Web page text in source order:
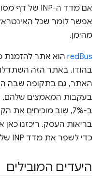
אם מדד ה-INP של דף מסוים הוא ב
אפשר לומר שכל
מהימן.
redBus הוא אתר להזמנת
האתר, גם בתקופה שבה הוא
בעקבות המאמצים שלהם,
ב-7%, שוב מוכיחים את
כדי לשפר את מדד INP של האתר שלה.
היעדים המובילים